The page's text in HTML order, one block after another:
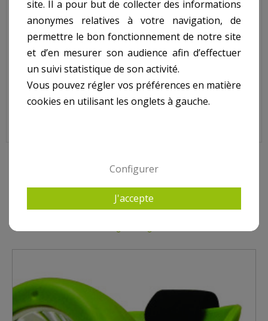
Lampe Led De Secours
32+7 Led ref. LLS39:
- Lampe De Secours Portative Rechargeable 39 Leds, S'Allume
Lors De Coupure De Corrant
- 2 Positions D'Éclairage Pour Éclairer Dans Toutes Les
Situations
10 AUTRES PRODUITS DANS BALADEUSE, TORCHE,
site. Il a pour but de collecter des informations
anonymes relatives à votre navigation, de
permettre le bon fonctionnement de notre site
et d’en mesurer son audience afin d’effectuer
un suivi statistique de son activité.
Vous pouvez régler vos préférences en matière
cookies en utilisant les onglets à gauche.
Configurer
J'accepte